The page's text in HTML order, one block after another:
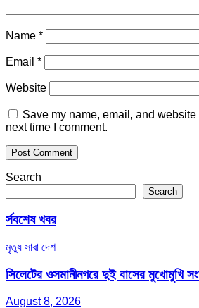
Name *
Email *
Website
Save my name, email, and
next time I comment.
Search
Search
র্সবশেষ খবর
মৃত্যু সারা দেশ
সিলেটের ওসমানীনগরে দুই বাসের মুখোমুখি
August 8, 2026